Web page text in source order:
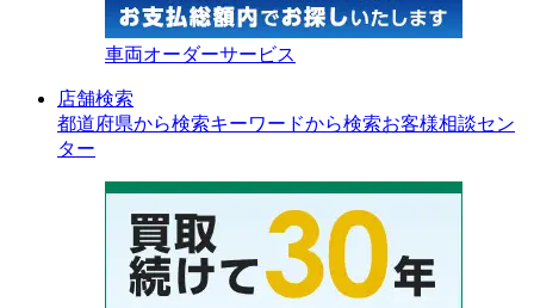
車両オーダーサービス
店舗検索
都道府県から検索キーワードから検索お客様相談セン
ター